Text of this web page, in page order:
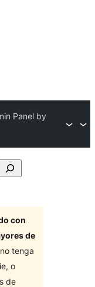
Panel by
con
de
tenga
o
de